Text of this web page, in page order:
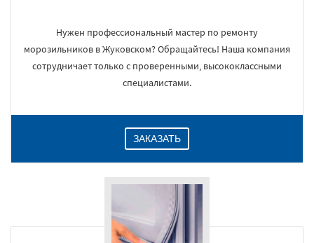
Нужен профессиональный мастер по ремонту
морозильников в Жуковском? Обращайтесь! Наша компания
сотрудничает только с проверенными, высококлассными
специалистами.
ЗАКАЗАТЬ